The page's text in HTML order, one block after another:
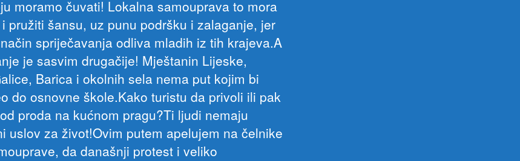
moramo čuvati! Lokalna samouprava to mora
pružiti šansu, uz punu podršku i zalaganje, jer
spriječavanja odliva mladih iz tih krajeva.A
je sasvim drugačije! Mještanin Lijeske,
Barica i okolnih sela nema put kojim bi
do osnovne škole.Kako turistu da privoli ili pak
proda na kućnom pragu?Ti ljudi nemaju
uslov za život!Ovim putem apelujem na čelnike
da današnji protest i veliko